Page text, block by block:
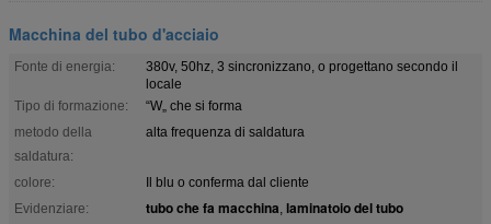
Macchina del tubo d'acciaio
Fonte di energia:
380v, 50hz, 3 sincronizzano, o progettano secondo il
locale
Tipo di formazione:
“W„ che si forma
metodo della
saldatura:
alta frequenza di saldatura
colore:
Il blu o conferma dal cliente
Evidenziare:
tubo che fa macchina, laminatoio del tubo